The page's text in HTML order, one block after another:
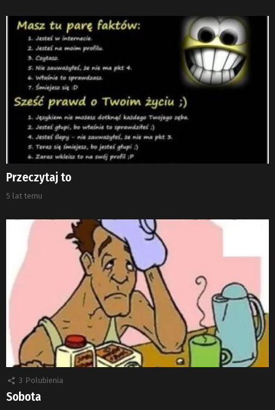
Przeczytaj to
5 lat temu
3 Polubienia
Sobota